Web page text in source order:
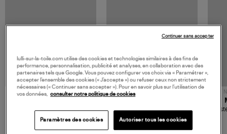
480,00 €
Sac Bobi S Cuir Lamé
Champagne
NOUVELLE COLLECTION
189,00 €
Mocassins Killian Sport
Mousse
lulli-sur-la-toile.com utilise des cookies et technologies similaires à des fins de
performance, personnalisation, publicité et analyses, en collaboration avec des
partenaires tels que Google. Vous pouvez configurer vos choix via « Paramétrer »,
accepter l’ensemble des cookies (« J’accepte ») ou refuser ceux non strictement
nécessaires (« Continuer sans accepter »). Pour en savoir plus sur l’utilisation de
vos données, consulter notre politique de cookies
Paramètres des cookies Autoriser tous les cookies
Continuer sans accepter